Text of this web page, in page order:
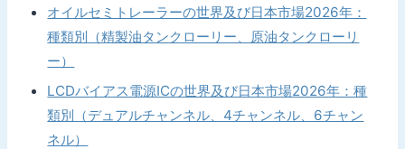
オイルセミトレーラーの世界及び日本市場2026年：
種類別（精製油タンクローリー、原油タンクローリ
ー）
LCDバイアス電源ICの世界及び日本市場2026年：種
類別（デュアルチャンネル、4チャンネル、6チャン
ネル）